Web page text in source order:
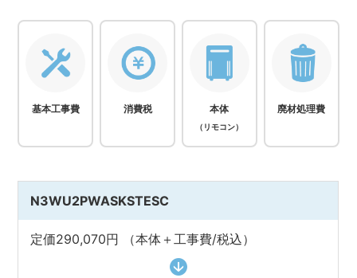
基本⼯事費 消費税 本体
（ リモコン）
廃材処理費
N3WU2PWASKSTESC
定価290,070円 （本体＋工事費/税込）